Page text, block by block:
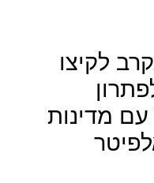
לקיצו
מדינות